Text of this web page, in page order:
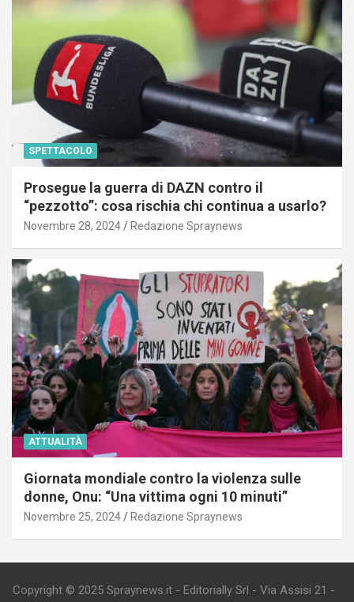
SPETTACOLO
Prosegue la guerra di DAZN contro il
“pezzotto”: cosa rischia chi continua a usarlo?
Novembre 28, 2024 Redazione Spraynews
ATTUALITÀ
Giornata mondiale contro la violenza sulle
donne, Onu: “Una vittima ogni 10 minuti”
Novembre 25, 2024 Redazione Spraynews
Copyright © 2025 Spraynews.it - Editorially Srl - Via Assisi 21 -